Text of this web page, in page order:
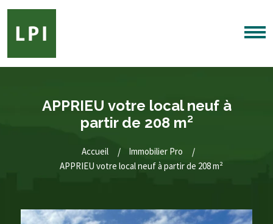
APPRIEU votre local neuf à
partir de 208 m²
Accueil
Immobilier Pro
APPRIEU votre local neuf à partir de 208 m²